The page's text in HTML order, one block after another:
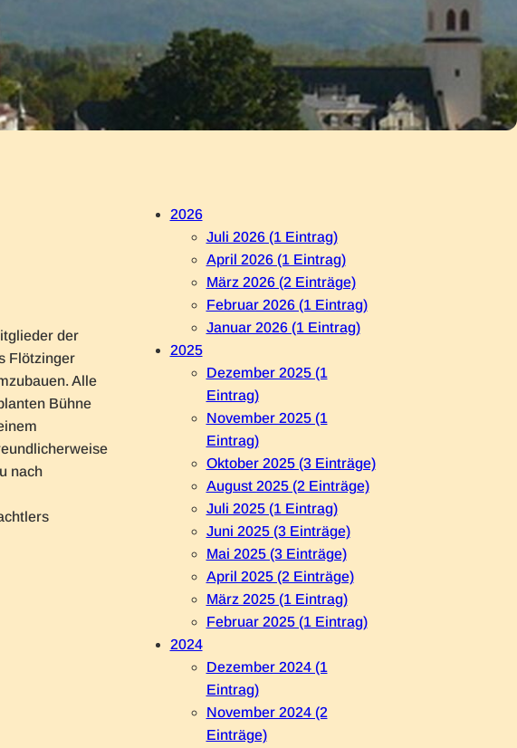
der
Flötzinger
Alle
Bühne
nach
2026
Juli 2026 (1 Eintrag)
April 2026 (1 Eintrag)
März 2026 (2 Einträge)
Februar 2026 (1 Eintrag)
Januar 2026 (1 Eintrag)
2025
Dezember 2025 (1
Eintrag)
November 2025 (1
Eintrag)
Oktober 2025 (3 Einträge)
August 2025 (2 Einträge)
Juli 2025 (1 Eintrag)
Juni 2025 (3 Einträge)
Mai 2025 (3 Einträge)
April 2025 (2 Einträge)
März 2025 (1 Eintrag)
Februar 2025 (1 Eintrag)
2024
Dezember 2024 (1
Eintrag)
November 2024 (2
Einträge)